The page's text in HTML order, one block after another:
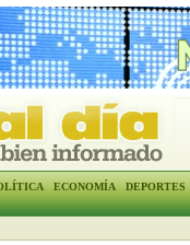
ECONOMÍA DEPORTES